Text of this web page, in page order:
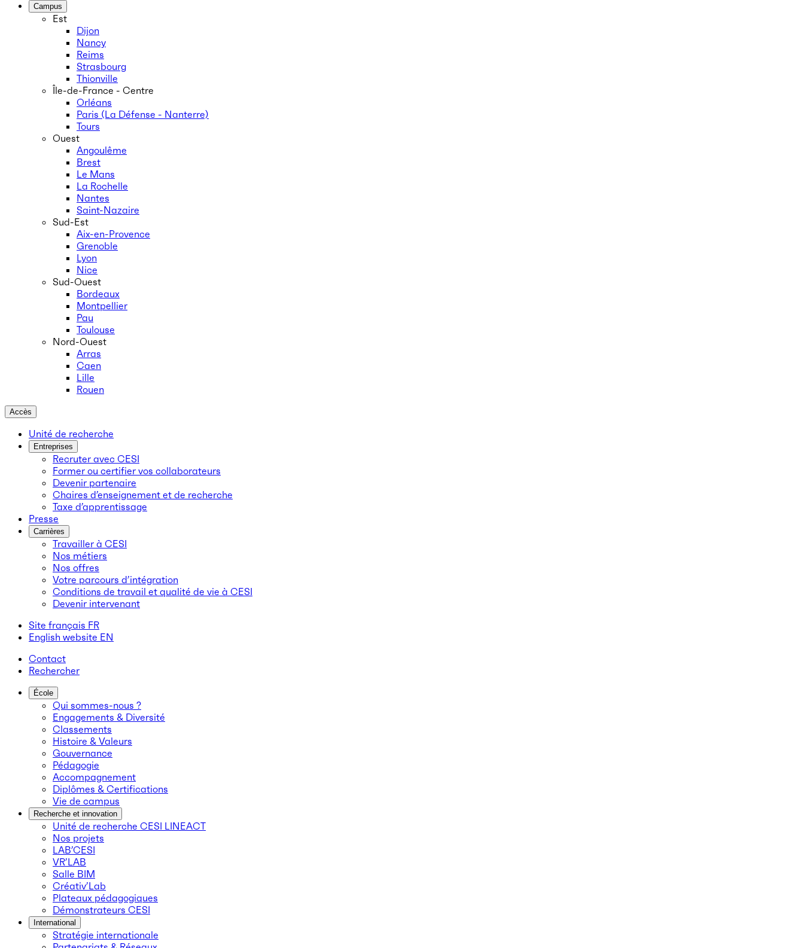
Campus
Est
Dijon
Nancy
Reims
Strasbourg
Thionville
Île-de-France - Centre
Orléans
Paris (La Défense - Nanterre)
Tours
Ouest
Angoulême
Brest
Le Mans
La Rochelle
Nantes
Saint-Nazaire
Sud-Est
Aix-en-Provence
Grenoble
Lyon
Nice
Sud-Ouest
Bordeaux
Montpellier
Pau
Toulouse
Nord-Ouest
Arras
Caen
Lille
Rouen
Accès
Unité de recherche
Entreprises
Recruter avec CESI
Former ou certifier vos collaborateurs
Devenir partenaire
Chaires d’enseignement et de recherche
Taxe d’apprentissage
Presse
Carrières
Travailler à CESI
Nos métiers
Nos offres
Votre parcours d’intégration
Conditions de travail et qualité de vie à CESI
Devenir intervenant
Site français FR
English website EN
Contact
Rechercher
École
Qui sommes-nous ?
Engagements & Diversité
Classements
Histoire & Valeurs
Gouvernance
Pédagogie
Accompagnement
Diplômes & Certifications
Vie de campus
Recherche et innovation
Unité de recherche CESI LINEACT
Nos projets
LAB’CESI
VR’LAB
Salle BIM
Créativ’Lab
Plateaux pédagogiques
Démonstrateurs CESI
International
Stratégie internationale